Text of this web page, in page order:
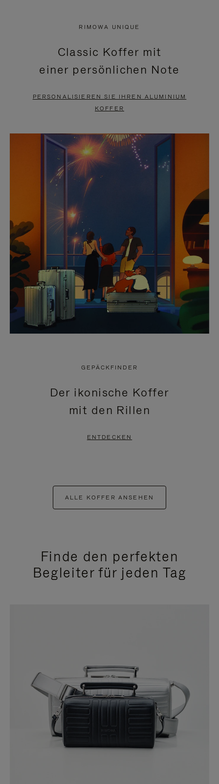
PAUSIERT,
BITTE
DRÜCKEN
ANZUHALTEN
KLICKEN
SIE
ZUM
AUFHEBEN
STUMMSCHALTUNG
RIMOWA UNIQUE
Classic Koffer mit
einer persönlichen Note
PERSONALISIEREN SIE IHREN ALUMINIUM
KOFFER
GEPÄCKFINDER
Der ikonische Koffer
mit den Rillen
ENTDECKEN
ALLE KOFFER ANSEHEN
Finde den perfekten
Begleiter für jeden Tag